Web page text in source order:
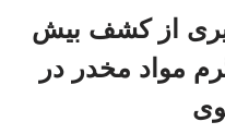
از کشف بیش
مواد مخدر در